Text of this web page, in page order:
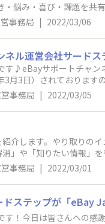
良いサービスをご提
具対象の地域のセラー
・悩み・喜び・課題を
に日々取り組んでいる
たら売れるようになっ
みてください。・成果
、自分のペースでいい
たい事： ”eBayのこん
由に投稿してみてく
んどい”、”バイヤーの
事務局からのお知らせ
から様々なeBayツール
ツールの紹介やマッチ
の過去の質問や回答
フィール画像や自己紹
情報は他のユーザー様
コミュニティ」を例に
事務局 | 2022/03/06
ネル運営会社サード
す♪eBayサポートチャ
月3日）されておりま
事務局 | 2022/03/05
介します。やり取りの
」や「知りたい情報」
事務局 | 2022/03/01
ドステップが「
す！今日は皆さんへの